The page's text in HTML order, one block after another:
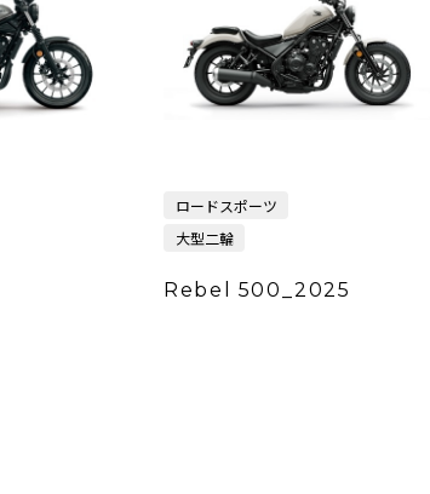
ロードスポーツ
大型二輪
Rebel 500_2025